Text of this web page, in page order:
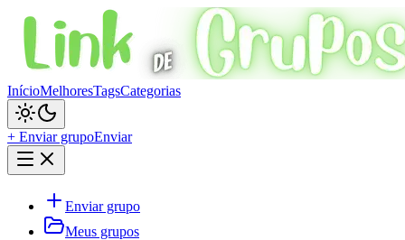
InícioMelhoresTagsCategorias
+ Enviar grupoEnviar
Enviar grupo
Meus grupos